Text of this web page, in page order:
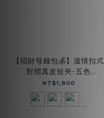
【招財母錢包💰】溫情扣式
對摺真皮短夾-五色
(075270)
NT$1,800